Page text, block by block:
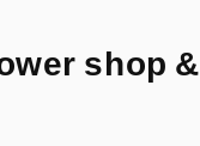
shop &